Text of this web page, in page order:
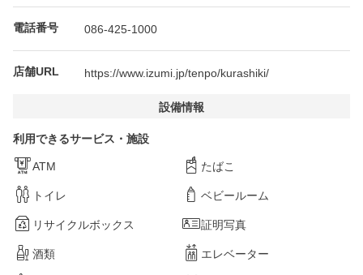
電話番号 086-425-1000
店舗URL https://www.izumi.jp/tenpo/kurashiki/
設備情報
利用できるサービス・施設
ATM たばこ
トイレ ベビールーム
リサイクルボックス 証明写真
酒類 エレベーター